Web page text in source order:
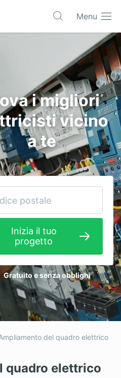
Menu
i migliori
vicino
a te
Inizia il tuo
progetto
Gratuito e senza obblighi
del quadro elettrico
quadro elettrico